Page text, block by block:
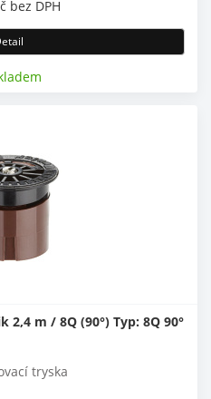
bez DPH
m / 8Q (90°) Typ: 8Q 90°
tryska